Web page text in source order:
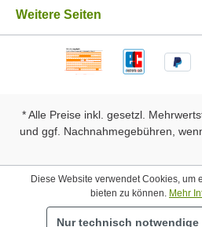
Weitere Seiten
* Alle Preise inkl. gesetzl.
und ggf. Nachnahmegebühren,
Diese Website verwendet Cookies, um
bieten zu können. Mehr
Nur technisch notwendige